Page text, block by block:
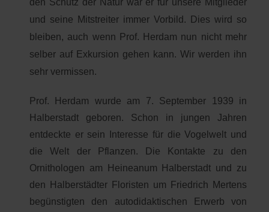
und seine Mitstreiter immer Vorbild. Dies wird so
bleiben, auch wenn Prof. Herdam nun nicht mehr
selber auf Exkursion gehen kann. Wir werden ihn
sehr vermissen.
Prof. Herdam wurde am 7. September 1939 in
Halberstadt geboren. Schon in jungen Jahren
entdeckte er sein Interesse für die Vogelwelt und
die Welt der Pflanzen. Die Kontakte zu den
Ornithologen am Heineanum Halberstadt und zu
den Halberstädter Floristen um Friedrich Mertens
begünstigten den autodidaktischen Erwerb von